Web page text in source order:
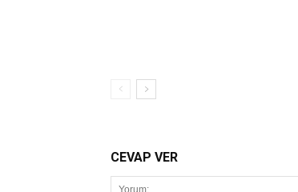
CEVAP VER